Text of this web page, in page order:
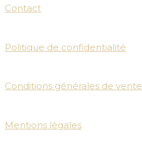
Contact
Politique de confidentialité
Conditions générales de vente
Mentions légales